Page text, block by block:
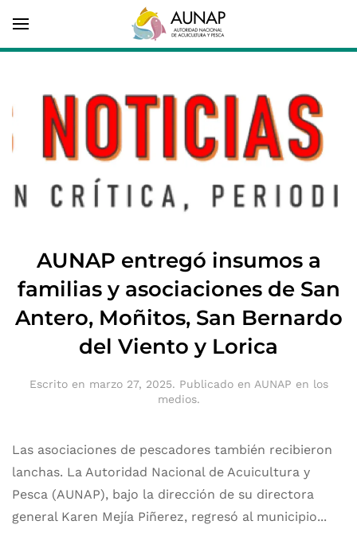
AUNAP entregó insumos a
familias y asociaciones de San
Antero, Moñitos, San Bernardo
del Viento y Lorica
Escrito en marzo 27, 2025. Publicado en AUNAP en los
medios.
Las asociaciones de pescadores también recibieron
lanchas. La Autoridad Nacional de Acuicultura y
Pesca (AUNAP), bajo la dirección de su directora
general Karen Mejía Piñerez, regresó al municipio...